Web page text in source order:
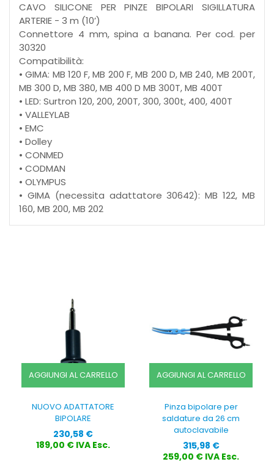
CAVO SILICONE PER PINZE BIPOLARI SIGILLATURA
ARTERIE - 3 m (10’)
Connettore 4 mm, spina a banana. Per cod. per
30320
Compatibilità:
• GIMA: MB 120 F, MB 200 F, MB 200 D, MB 240, MB 200T,
MB 300 D, MB 380, MB 400 D MB 300T, MB 400T
• LED: Surtron 120, 200, 200T, 300, 300t, 400, 400T
• VALLEYLAB
• EMC
• Dolley
• CONMED
• CODMAN
• OLYMPUS
• GIMA (necessita adattatore 30642): MB 122, MB
160, MB 200, MB 202
AGGIUNGI AL CARRELLO
NUOVO ADATTATORE
BIPOLARE
Prezzo
230,58 €
189,00 € IVA Esc.
AGGIUNGI AL CARRELLO
Pinza bipolare per
saldature da 26 cm
autoclavabile
Prezzo
315,98 €
259,00 € IVA Esc.